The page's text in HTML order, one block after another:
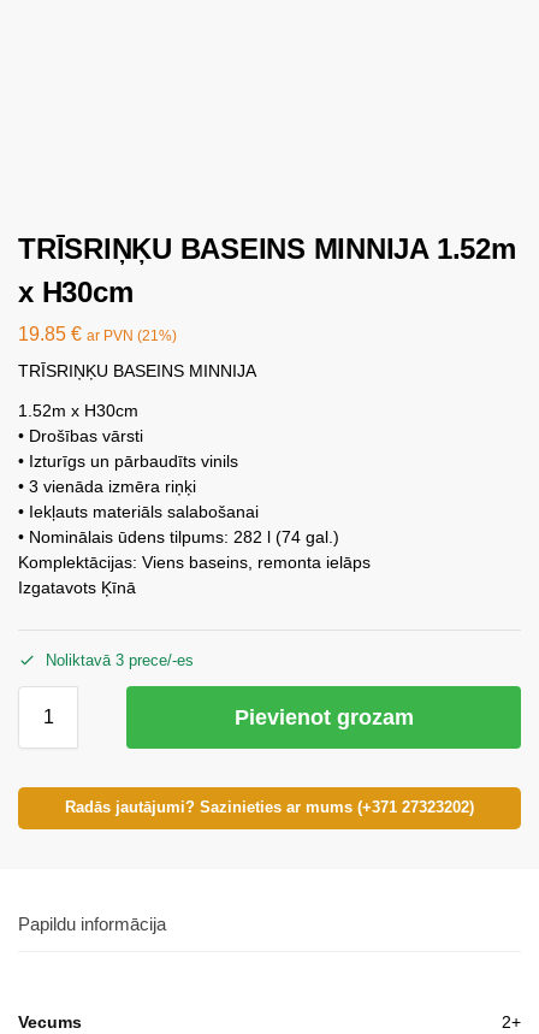
TRĪSRIŅĶU BASEINS MINNIJA 1.52m
x H30cm
19.85 € ar PVN (21%)
TRĪSRIŅĶU BASEINS MINNIJA
1.52m x H30cm
• Drošības vārsti
• Izturīgs un pārbaudīts vinils
• 3 vienāda izmēra riņķi
• Iekļauts materiāls salabošanai
• Nominālais ūdens tilpums: 282 l (74 gal.)
Komplektācijas: Viens baseins, remonta ielāps
Izgatavots Ķīnā
Noliktavā 3 prece/-es
Pievienot grozam
Radās jautājumi? Sazinieties ar mums (+371 27323202)
Papildu informācija
Vecums 2+